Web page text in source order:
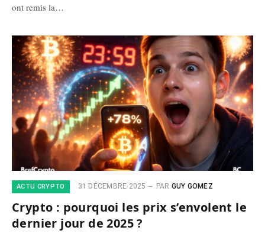
ont remis la…
ACTU CRYPTO 31 DÉCEMBRE 2025 PAR GUY GOMEZ
Crypto : pourquoi les prix s’envolent le
dernier jour de 2025 ?